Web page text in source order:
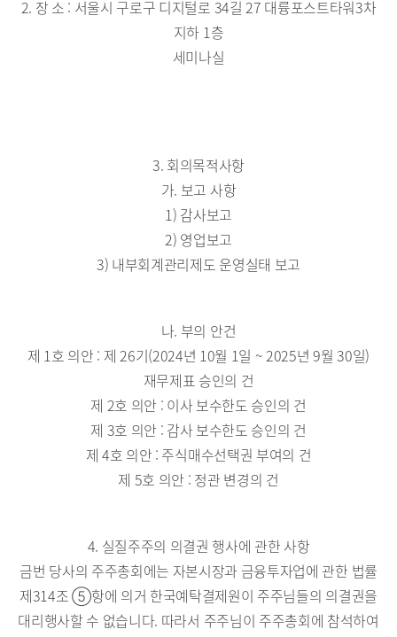
2. 장 소 : 서울시 구로구 디지털로 34길 27 대륭포스트타워3차
지하 1층
세미나실
3. 회의목적사항
가. 보고 사항
1) 감사보고
2) 영업보고
3) 내부회계관리제도 운영실태 보고
나. 부의 안건
제 1호 의안 : 제 26기(2024년 10월 1일 ~ 2025년 9월 30일)
재무제표 승인의 건
제 2호 의안 : 이사 보수한도 승인의 건
제 3호 의안 : 감사 보수한도 승인의 건
제 4호 의안 : 주식매수선택권 부여의 건
제 5호 의안 : 정관 변경의 건
4. 실질주주의 의결권 행사에 관한 사항
금번 당사의 주주총회에는 자본시장과 금융투자업에 관한 법률
제314조 ⑤항에 의거 한국예탁결제원이 주주님들의 의결권을
대리행사할 수 없습니다. 따라서 주주님이 주주총회에 참석하여